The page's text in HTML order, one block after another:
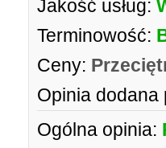
Jakość usług:
Terminowość:
Ceny:
Opinia dodana
Ogólna opinia: